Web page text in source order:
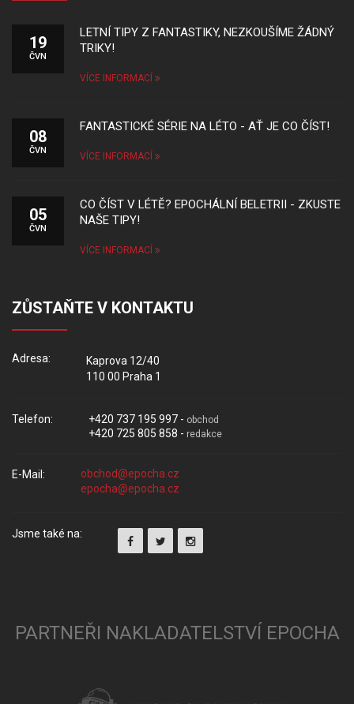
19
ČVN
LETNÍ TIPY Z FANTASTIKY, NEZKOUŠÍME ŽÁDNÝ
TRIKY!
VÍCE INFORMACÍ
08
ČVN
FANTASTICKÉ SÉRIE NA LÉTO - AŤ JE CO ČÍST!
VÍCE INFORMACÍ
05
ČVN
CO ČÍST V LÉTĚ? EPOCHÁLNÍ BELETRII - ZKUSTE
NAŠE TIPY!
VÍCE INFORMACÍ
ZŮSTAŇTE V KONTAKTU
Adresa:
Kaprova 12/40
110 00 Praha 1
Telefon: +420 737 195 997 - obchod
+420 725 805 858 - redakce
E-Mail:
Jsme také na:
PARTNEŘI NAKLADATELSTVÍ EPOCHA